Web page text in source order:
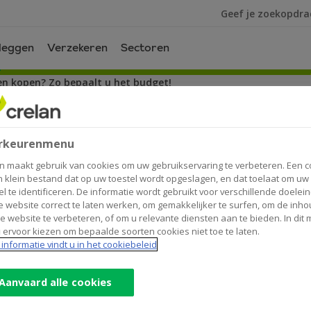
Ik ben op zoek
Verzekeren Sectoren
kopen? Zo bepaalt u het budget!
Zo bepaalt u het budget!
aan vervanging? Hebt u een grotere of een
Of wilt u uw werknemers een
bedrijfsvoertuig bepaalt u best uw budget op
deze blog hoeveel u kunt besteden aan een
maakt gebruik van cookies om uw gebruikservaring te verbeteren. Een
klein bestand dat op uw toestel wordt opgeslagen, en dat toelaat om uw
te identificeren. De informatie wordt gebruikt voor verschillende
website correct te laten werken, om gemakkelijker te surfen, om de
website te verbeteren, of om u relevante diensten aan te bieden. In dit
ervoor kiezen om bepaalde soorten cookies niet toe te laten.
vindt u in het cookiebeleid
alle cookies